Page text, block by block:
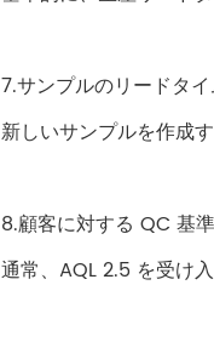
7.サンプルのリードタ
新しいサンプルを作成
8.顧客に対する QC 基
通常、AQL 2.5 を受け